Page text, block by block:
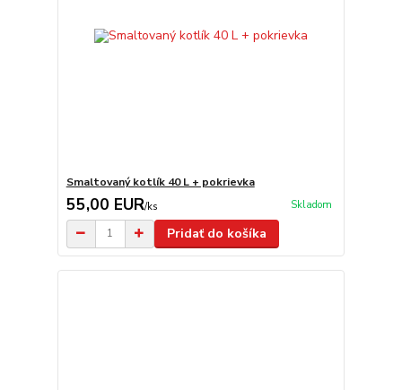
Smaltovaný kotlík 40 L + pokrievka
55,00 EUR/ks Skladom
Pridať do košíka